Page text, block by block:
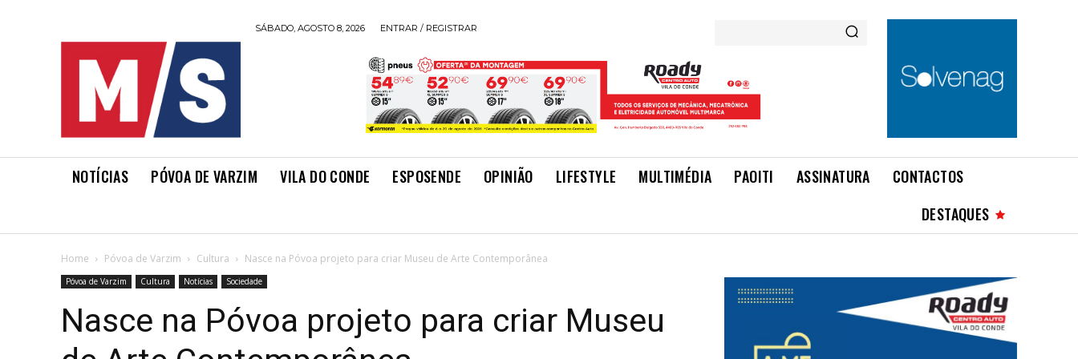
SÁBADO, AGOSTO 8, 2026 ENTRAR / REGISTRAR
NOTÍCIAS PÓVOA DE VARZIM VILA DO CONDE ESPOSENDE OPINIÃO LIFESTYLE MULTIMÉDIA PAOITI ASSINATURA
CONTACTOS
DESTAQUES
Home Póvoa de Varzim Cultura Nasce na Póvoa projeto para criar Museu de Arte Contemporânea
Póvoa de Varzim Cultura Notícias Sociedade
Nasce na Póvoa projeto para criar Museu